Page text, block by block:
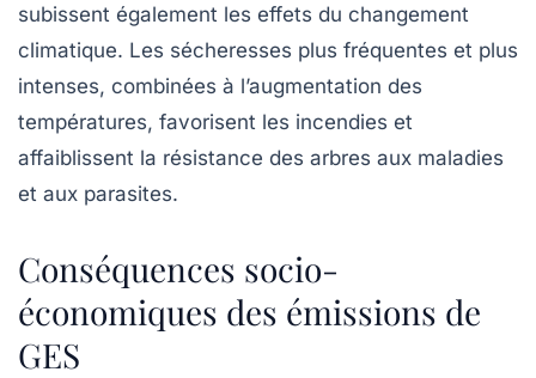
subissent également les effets du changement
climatique. Les sécheresses plus fréquentes et plus
intenses, combinées à l’augmentation des
températures, favorisent les incendies et
affaiblissent la résistance des arbres aux maladies
et aux parasites.
Conséquences socio-
économiques des émissions de
GES